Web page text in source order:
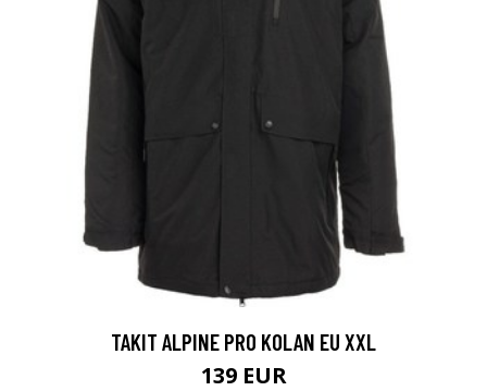
TAKIT ALPINE PRO KOLAN EU XXL
139 EUR